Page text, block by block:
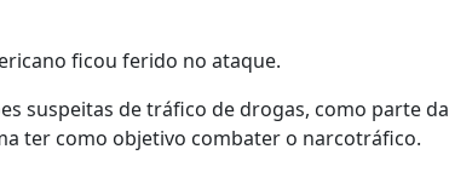
ficou ferido no ataque.
suspeitas de tráfico de drogas, como parte da
ter como objetivo combater o narcotráfico.